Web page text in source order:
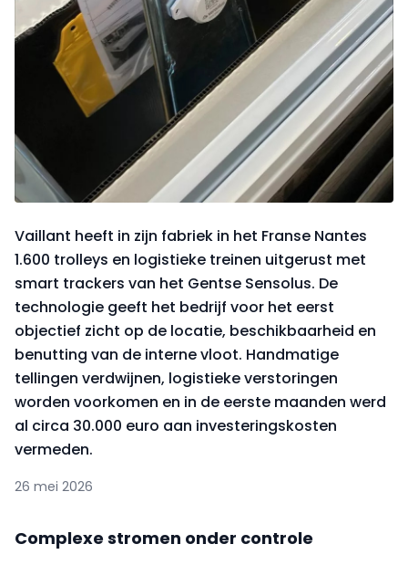
Vaillant heeft in zijn fabriek in het Franse Nantes
1.600 trolleys en logistieke treinen uitgerust met
smart trackers van het Gentse Sensolus. De
technologie geeft het bedrijf voor het eerst
objectief zicht op de locatie, beschikbaarheid en
benutting van de interne vloot. Handmatige
tellingen verdwijnen, logistieke verstoringen
worden voorkomen en in de eerste maanden werd
al circa 30.000 euro aan investeringskosten
vermeden.
26 mei 2026
Complexe stromen onder controle